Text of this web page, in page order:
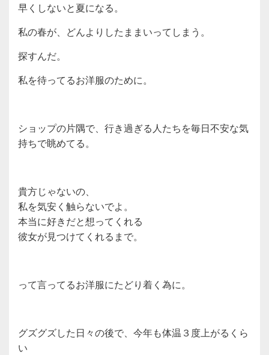
早くしないと夏になる。
私の春が、どんよりしたままいってしまう。
探すんだ。
私を待ってるお洋服のために。
ショップの片隅で、行き過ぎる人たちを毎日不安な気
持ちで眺めてる。
貴方じゃないの、
私を気安く触らないでよ。
本当に好きだと想ってくれる
彼女が見つけてくれるまで。
って言ってるお洋服にたどり着く為に。
グズグズした日々の後で、今年も体温３度上がるくら
い